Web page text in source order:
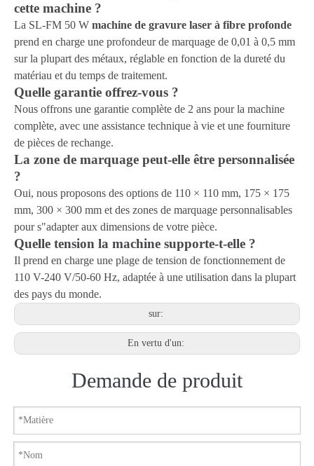
cette machine ?
La SL-FM 50 W machine de gravure laser à fibre profonde
prend en charge une profondeur de marquage de 0,01 à 0,5 mm
sur la plupart des métaux, réglable en fonction de la dureté du
matériau et du temps de traitement.
Quelle garantie offrez-vous ?
Nous offrons une garantie complète de 2 ans pour la machine
complète, avec une assistance technique à vie et une fourniture
de pièces de rechange.
La zone de marquage peut-elle être personnalisée
?
Oui, nous proposons des options de 110 × 110 mm, 175 × 175
mm, 300 × 300 mm et des zones de marquage personnalisables
pour s"adapter aux dimensions de votre pièce.
Quelle tension la machine supporte-t-elle ?
Il prend en charge une plage de tension de fonctionnement de
110 V-240 V/50-60 Hz, adaptée à une utilisation dans la plupart
des pays du monde.
sur:
En vertu d'un:
Demande de produit